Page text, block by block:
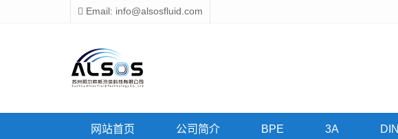
Email: info@alsosfluid.com
网站首页 公司简介 BPE 3A DIN